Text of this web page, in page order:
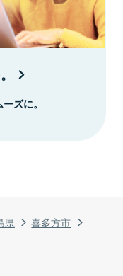
県
喜多方市
ズに。